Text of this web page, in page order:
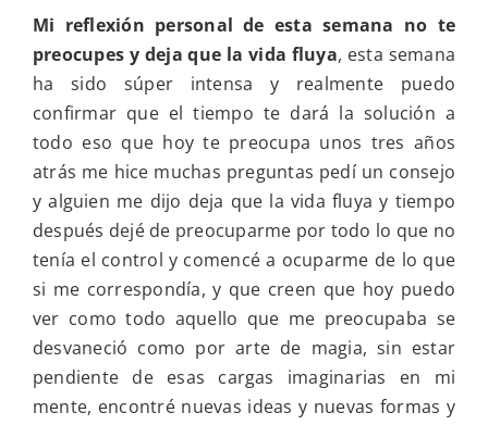
Mi reflexión personal de esta semana no te
preocupes y deja que la vida fluya, esta semana
ha sido súper intensa y realmente puedo
confirmar que el tiempo te dará la solución a
todo eso que hoy te preocupa unos tres años
atrás me hice muchas preguntas pedí un consejo
y alguien me dijo deja que la vida fluya y tiempo
después dejé de preocuparme por todo lo que no
tenía el control y comencé a ocuparme de lo que
si me correspondía, y que creen que hoy puedo
ver como todo aquello que me preocupaba se
desvaneció como por arte de magia, sin estar
pendiente de esas cargas imaginarias en mi
mente, encontré nuevas ideas y nuevas formas y